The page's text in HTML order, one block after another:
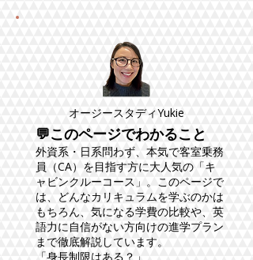
オージースタディYukie
💬このページでわかること
外資系・日系問わず、本気で客室乗務
員（CA）を目指す方に大人気の「キ
ャビンクルーコース」。このページで
は、どんなカリキュラムを学ぶのかは
もちろん、気になる学費の比較や、英
語力に自信がない方向けの進学プラン
まで徹底解説しています。
「身長制限はある？」